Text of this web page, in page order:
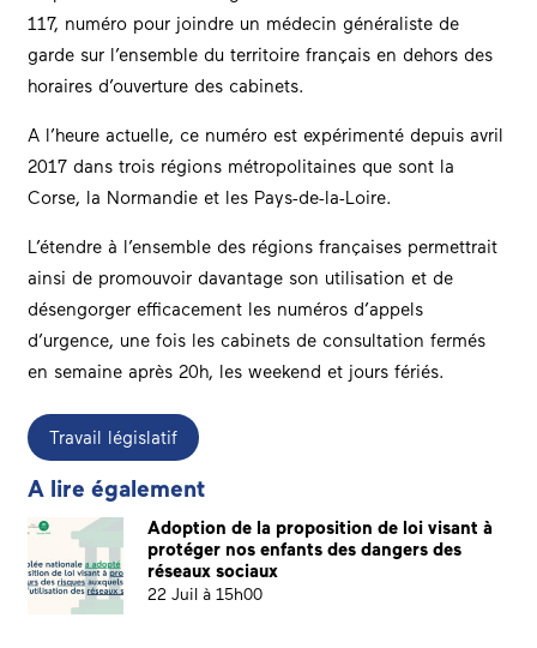
117, numéro pour joindre un médecin généraliste de
garde sur l’ensemble du territoire français en dehors des
horaires d’ouverture des cabinets.
A l’heure actuelle, ce numéro est expérimenté depuis avril
2017 dans trois régions métropolitaines que sont la
Corse, la Normandie et les Pays-de-la-Loire.
L’étendre à l’ensemble des régions françaises permettrait
ainsi de promouvoir davantage son utilisation et de
désengorger efficacement les numéros d’appels
d’urgence, une fois les cabinets de consultation fermés
en semaine après 20h, les weekend et jours fériés.
Travail législatif
A lire également
Adoption de la proposition de loi visant à
protéger nos enfants des dangers des
réseaux sociaux
22 Juil à 15h00